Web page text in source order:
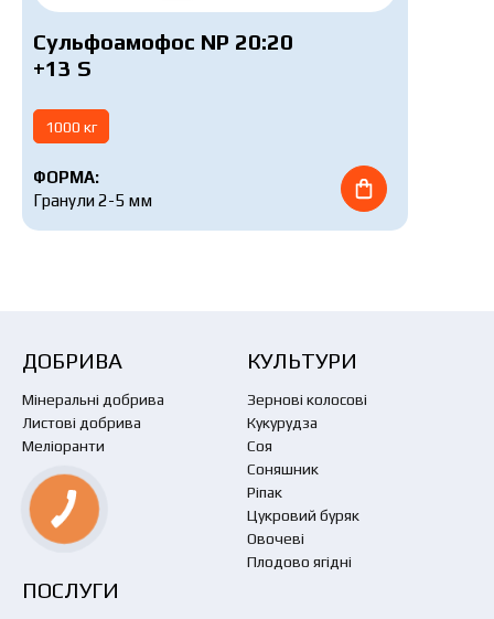
Сульфоамофос NP 20:20
+13 S
1000 кг
ФОРМА:
Гранули 2-5 мм
ДОБРИВА
Мінеральні добрива
Листові добрива
Меліоранти
КУЛЬТУРИ
Зернові колосові
Кукурудза
Соя
Соняшник
Ріпак
Цукровий буряк
Овочеві
Плодово ягідні
ПОСЛУГИ